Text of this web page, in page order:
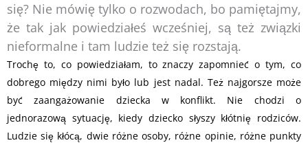
się? Nie mówię tylko o rozwodach, bo pamiętajmy,
że tak jak powiedziałeś wcześniej, są też związki
nieformalne i tam ludzie też się rozstają.
Trochę to, co powiedziałam, to znaczy zapomnieć o tym, co
dobrego między nimi było lub jest nadal. Też najgorsze może
być zaangażowanie dziecka w konflikt. Nie chodzi o
jednorazową sytuację, kiedy dziecko słyszy kłótnię rodziców.
Ludzie się kłócą, dwie różne osoby, różne opinie, różne punkty